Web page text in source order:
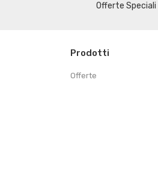
Offerte Speciali
Prodotti
Offerte